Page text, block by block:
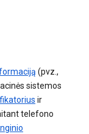
(pvz.,
sistemos
ir
telefono